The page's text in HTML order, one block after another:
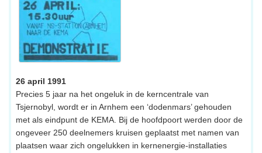
26 april 1991
Precies 5 jaar na het ongeluk in de kerncentrale van
Tsjernobyl, wordt er in Arnhem een ‘dodenmars’ gehouden
met als eindpunt de KEMA. Bij de hoofdpoort werden door de
ongeveer 250 deelnemers kruisen geplaatst met namen van
plaatsen waar zich ongelukken in kernenergie-installaties